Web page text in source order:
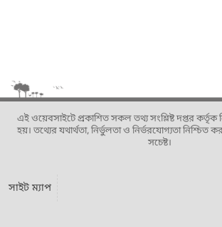
এই ওয়েবসাইটে প্রকাশিত সকল তথ্য সংশ্লিষ্ট দপ্তর কর্তৃক
হয়। তথ্যের যথার্থতা, নির্ভুলতা ও নির্ভরযোগ্যতা নিশ্চিত
সচেষ্ট।
সাইট ম্যাপ